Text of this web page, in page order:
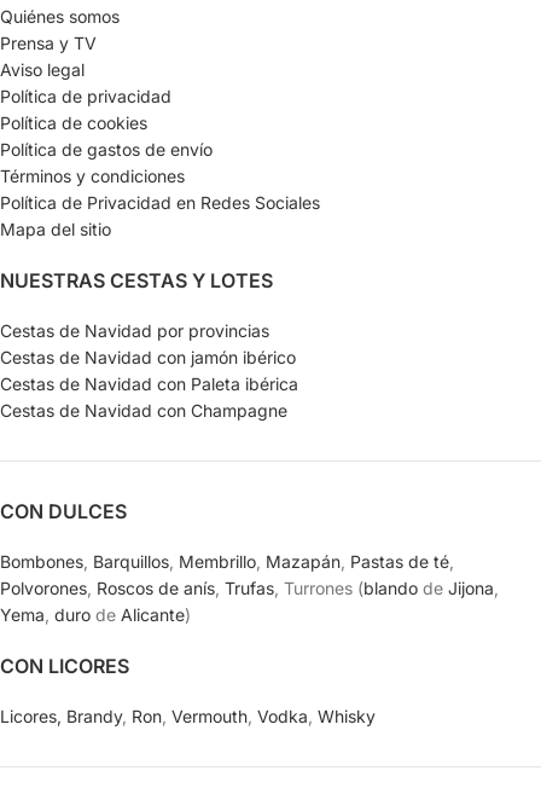
Quiénes somos
Prensa y TV
Aviso legal
Política de privacidad
Política de cookies
Política de gastos de envío
Términos y condiciones
Política de Privacidad en Redes Sociales
Mapa del sitio
NUESTRAS CESTAS Y LOTES
Cestas de Navidad por provincias
Cestas de Navidad con jamón ibérico
Cestas de Navidad con Paleta ibérica
Cestas de Navidad con Champagne
CON DULCES
Bombones Barquillos Membrillo Mazapán Pastas de té
Polvorones Roscos de anís Trufas , Turrones (blando de Jijona
Yema duro de Alicante)
CON LICORES
Licores, Brandy, Ron Vermouth Vodka Whisky